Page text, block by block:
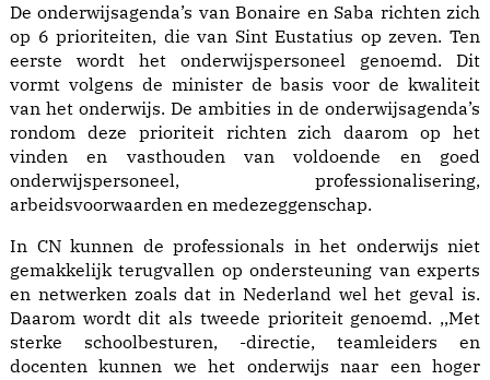
De onderwijsagenda’s van Bonaire en Saba richten zich
op 6 prioriteiten, die van Sint Eustatius op zeven. Ten
eerste wordt het onderwijspersoneel genoemd. Dit
vormt volgens de minister de basis voor de kwaliteit
van het onderwijs. De ambities in de onderwijsagenda’s
rondom deze prioriteit richten zich daarom op het
vinden en vasthouden van voldoende en goed
onderwijspersoneel, professionalisering,
arbeidsvoorwaarden en medezeggenschap.
In CN kunnen de professionals in het onderwijs niet
gemakkelijk terugvallen op ondersteuning van experts
en netwerken zoals dat in Nederland wel het geval is.
Daarom wordt dit als tweede prioriteit genoemd. ,,Met
sterke schoolbesturen, -directie, teamleiders en
docenten kunnen we het onderwijs naar een hoger